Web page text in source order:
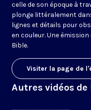
celle de son époque à
plonge littéralement
lignes et détails pour
en couleur. Une
Bible.
Visiter la page de
Autres vidéos de